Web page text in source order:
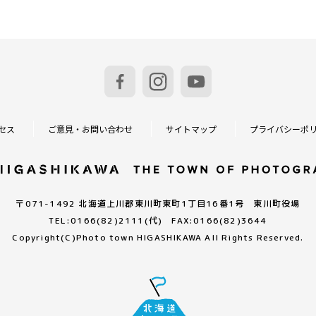
ス ご意見・お問い合わせ サイトマップ プライバシーポ
〒071-1492 北海道上川郡東川町東町1丁目16番1号 東川町役場
TEL:0166(82)2111(代) FAX:0166(82)3644
Copyright(C)Photo town HIGASHIKAWA All Rights Reserved.